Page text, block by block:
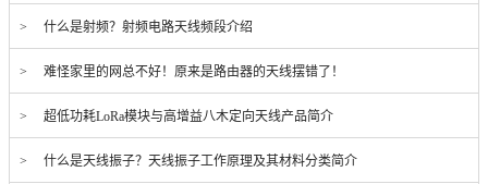
> 什么是射频？射频电路天线频段介绍
> 难怪家里的网总不好！原来是路由器的天线摆错了！
> 超低功耗LoRa模块与高增益八木定向天线产品简介
> 什么是天线振子？天线振子工作原理及其材料分类简介